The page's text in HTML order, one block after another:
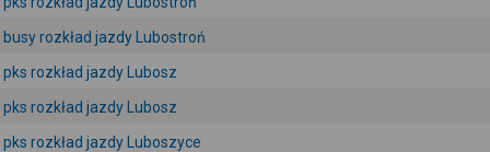
busy rozkład jazdy Lubostroń
pks rozkład jazdy Lubosz
pks rozkład jazdy Lubosz
pks rozkład jazdy Luboszyce